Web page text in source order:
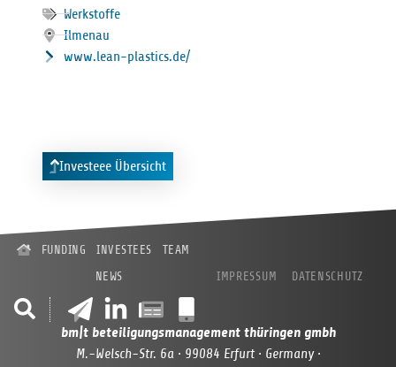
Werkstoffe
Ilmenau
www.lean-plastics.de/
Investeee Übersicht
IMPRESSUM DATENSCHUTZ
FUNDING INVESTEES
TEAM
NEWS
bm|t beteiligungsmanagement thüringen gmbh
M.-Welsch-Str. 6a · 99084 Erfurt · Germany ·